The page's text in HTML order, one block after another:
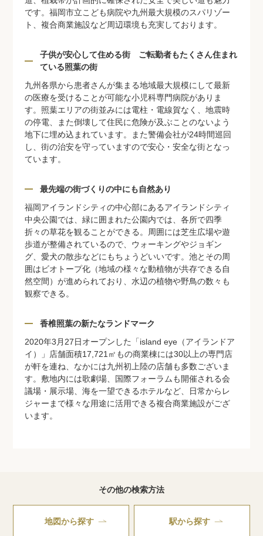
です。福岡市立こども病院や九州最大規模のスパリゾー
ト、複合商業施設など周辺環境も充実しております。
子供が安心して住める街 ご転勤者もたくさん住まれ
ている照葉の街
九州各県から患者さんが集まる地域最大規模にして最新
の医療を受けることが可能な小児科専門病院がありま
す。照葉エリアの街並みには電柱・電線賀なく、地震時
の停電、また倒壊して住民に危険が及ぶことのないよう
地下に埋め込まれています。また警備会社が24時間巡回
し、街の治安を守っていますので安心・安全な街となっ
ています。
最先端の街づくりの中にも自然あり
福岡アイランドシティの中心部にあるアイランドシティ
中央公園では、緑に囲まれた公園内では、各所で四季
折々の草花を観ることができる。周囲には芝生広場や遊
歩道が整備されているので、ウォーキングやジョギン
グ、愛犬の散歩などにもちょうどいいです。池とその周
囲はビオトープ化（地域の様々な動植物が共存できる自
然空間）が進められており、水辺の植物や野鳥の数々も
観察できる。
香椎照葉の新たなランドマーク
2020年3月27日オープンした「island eye（アイランドア
イ）」店舗面積17,721㎡もの商業棟には30以上の専門店
が軒を連ね、なかには九州初上陸の店舗も多数ございま
す。敷地内には歌劇場、国際フォーラムも開催される会
議場・展示場、海を一望できるホテルなど、日常からレ
ジャーまで様々な用途に活用できる複合商業施設がござ
います。
その他の検索方法
地図から探す 駅から探す